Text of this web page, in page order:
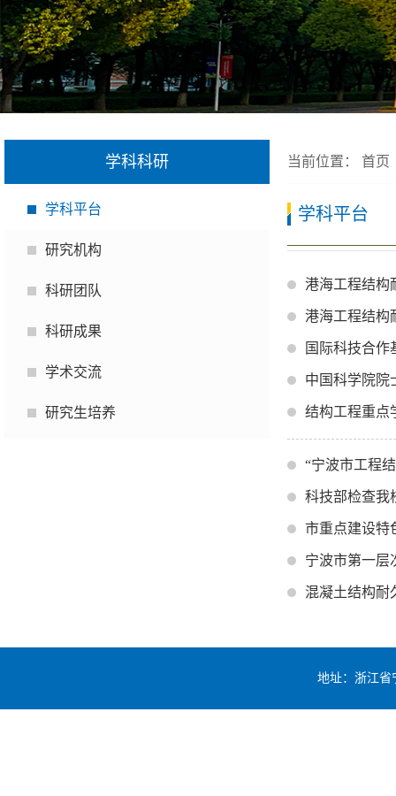
学科科研
学科平台
研究机构
科研团队
科研成果
学术交流
研究生培养
当前位置： 首页
学科平台
港海工程结构
港海工程结构
国际科技合作
中国科学院院
结构工程重点
“宁波市工程
科技部检查我
市重点建设
宁波市第一
混凝土结构耐
地址：浙江